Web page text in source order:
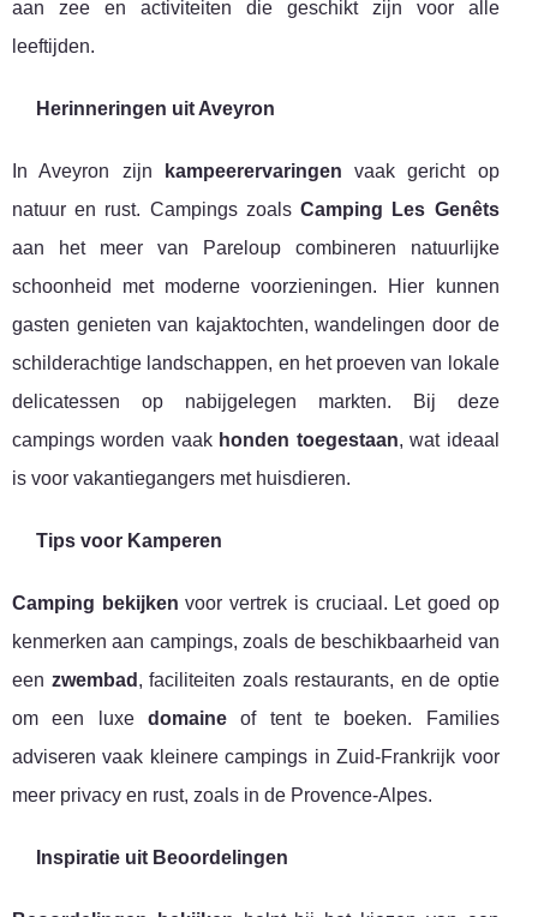
aan zee en activiteiten die geschikt zijn voor alle
leeftijden.
Herinneringen uit Aveyron
In Aveyron zijn kampeerervaringen vaak gericht op
natuur en rust. Campings zoalsCamping Les Genêts
aan het meer van Pareloup combineren natuurlijke
schoonheid met moderne voorzieningen. Hier kunnen
gasten genieten van kajaktochten, wandelingen door de
schilderachtige landschappen, en het proeven van lokale
delicatessen op nabijgelegen markten. Bij deze
campings worden vaak honden toegestaan, wat ideaal
is voor vakantiegangers met huisdieren.
Tips voor Kamperen
Camping bekijken voor vertrek is cruciaal. Let goed op
kenmerken aan campings, zoals de beschikbaarheid van
een zwembad , faciliteiten zoals restaurants, en de optie
om een luxe domaineof tent te boeken. Families
adviseren vaak kleinere campings in Zuid-Frankrijk voor
meer privacy en rust, zoals in de Provence-Alpes.
Inspiratie uit Beoordelingen